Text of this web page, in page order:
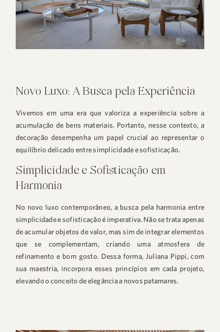
Novo Luxo: A Busca pela Experiência
Vivemos em uma era que valoriza a experiência sobre a
acumulação de bens materiais. Portanto, nesse contexto, a
decoração desempenha um papel crucial ao representar o
equilíbrio delicado entre simplicidade e sofisticação.
Simplicidade e Sofisticação em
Harmonia
No novo luxo contemporâneo, a busca pela harmonia entre
simplicidade e sofisticação é imperativa. Não se trata apenas
de acumular objetos de valor, mas sim de integrar elementos
que se complementam, criando uma atmosfera de
refinamento e bom gosto. Dessa forma, Juliana Pippi, com
sua maestria, incorpora esses princípios em cada projeto,
elevando o conceito de elegância a novos patamares.